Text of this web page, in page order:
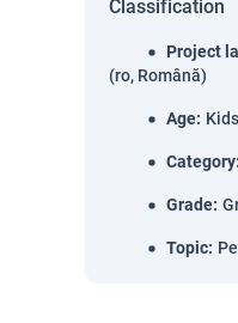
Classification
Project
(ro, Română)
Age: Kids
Category:
Grade:
Topic: